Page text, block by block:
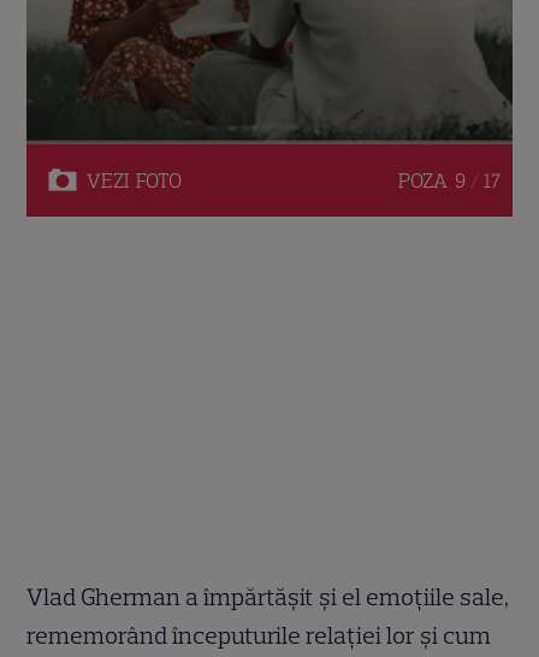
VEZI FOTO POZA 9 / 17
Vlad Gherman a împărtășit și el emoțiile sale,
rememorând începuturile relației lor și cum